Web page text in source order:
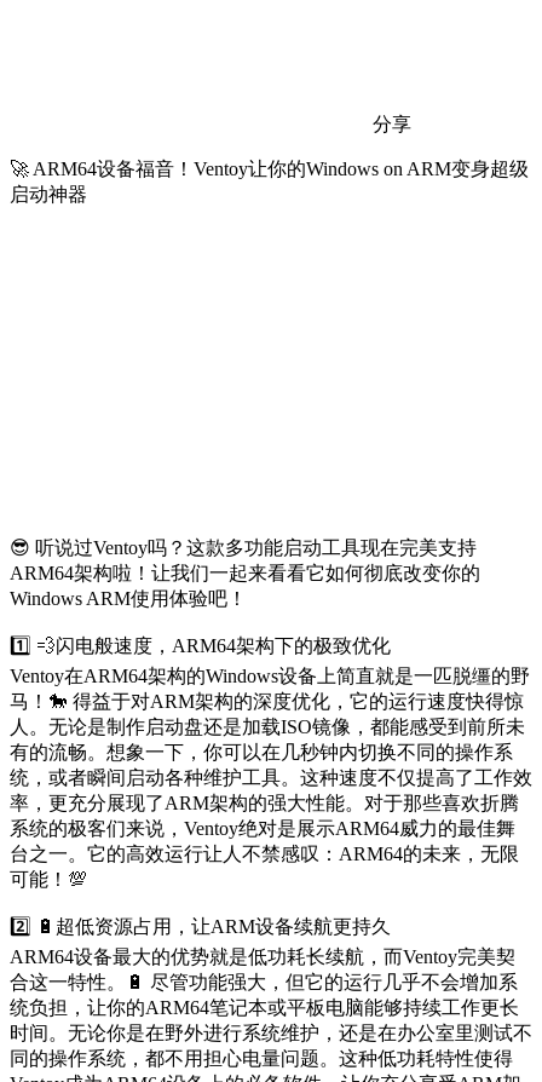
分享
🚀 ARM64设备福音！Ventoy让你的Windows on ARM变身超级
启动神器
😎 听说过Ventoy吗？这款多功能启动工具现在完美支持
ARM64架构啦！让我们一起来看看它如何彻底改变你的
Windows ARM使用体验吧！
1️⃣ 💨闪电般速度，ARM64架构下的极致优化
Ventoy在ARM64架构的Windows设备上简直就是一匹脱缰的野
马！🐎 得益于对ARM架构的深度优化，它的运行速度快得惊
人。无论是制作启动盘还是加载ISO镜像，都能感受到前所未
有的流畅。想象一下，你可以在几秒钟内切换不同的操作系
统，或者瞬间启动各种维护工具。这种速度不仅提高了工作效
率，更充分展现了ARM架构的强大性能。对于那些喜欢折腾
系统的极客们来说，Ventoy绝对是展示ARM64威力的最佳舞
台之一。它的高效运行让人不禁感叹：ARM64的未来，无限
可能！💯
2️⃣ 🔋超低资源占用，让ARM设备续航更持久
ARM64设备最大的优势就是低功耗长续航，而Ventoy完美契
合这一特性。🔋 尽管功能强大，但它的运行几乎不会增加系
统负担，让你的ARM64笔记本或平板电脑能够持续工作更长
时间。无论你是在野外进行系统维护，还是在办公室里测试不
同的操作系统，都不用担心电量问题。这种低功耗特性使得